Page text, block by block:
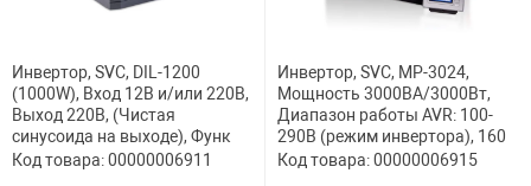
Инвертор, SVC, DIL-1200
(1000W), Вход 12В и/или 220В,
Выход 220В, (Чистая
синусоида на выходе), Функ
Код товара: 00000006911
Инвертор, SVC, MP-3024,
Мощность 3000ВА/3000Вт,
Диапазон работы AVR: 100-
290В (режим инвертора), 160
Код товара: 00000006915